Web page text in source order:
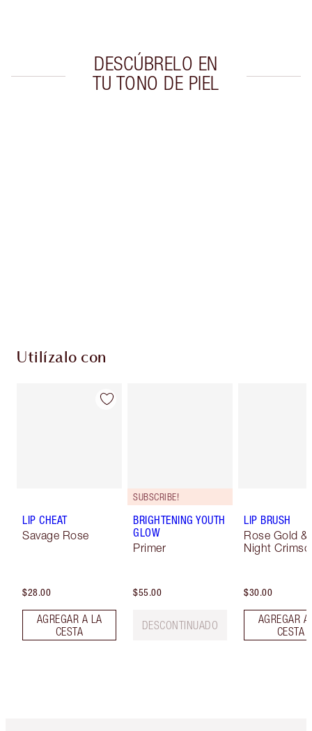
DESCÚBRELO EN
TU TONO DE PIEL
Utilízalo con
LIP CHEAT
Savage Rose
$28.00
AGREGAR A LA
CESTA
SUBSCRIBE!
BRIGHTENING YOUTH
GLOW
Primer
$55.00
DESCONTINUADO
LIP BRUSH
Rose Gold &
Night
$30.00
AGREGAR
CESTA